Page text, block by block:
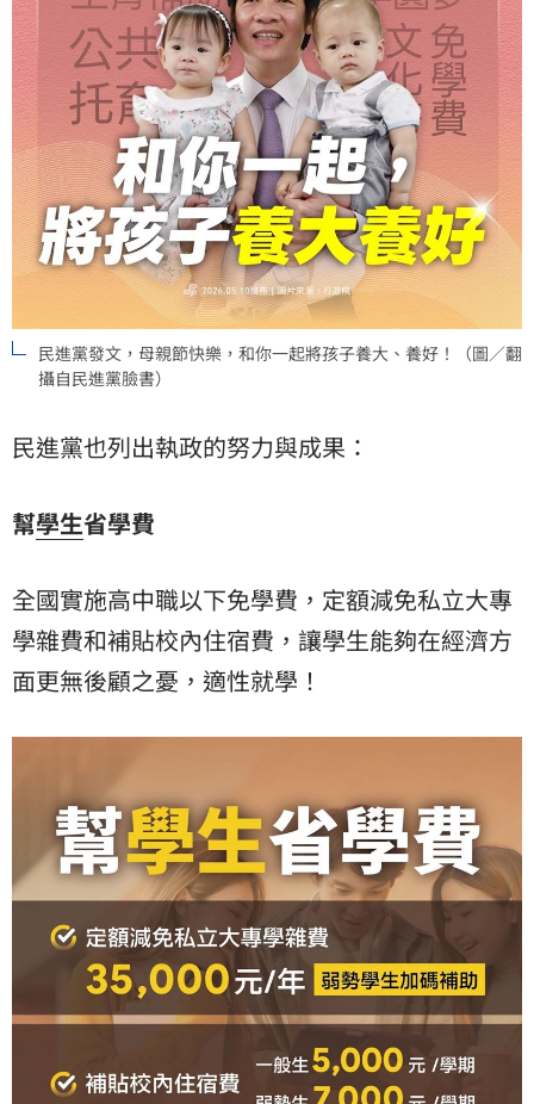
民進黨發文，母親節快樂，和你一起將孩子養大、養好！（圖／翻
攝自民進黨臉書）
民進黨也列出執政的努力與成果：
幫學生省學費
全國實施高中職以下免學費，定額減免私立大專
學雜費和補貼校內住宿費，讓學生能夠在經濟方
面更無後顧之憂，適性就學！